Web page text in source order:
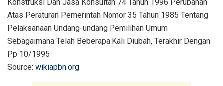
Source: wikiapbn.org